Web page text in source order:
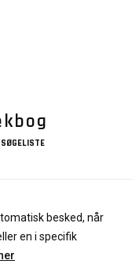
SØGELISTE
besked, når
en i specifik